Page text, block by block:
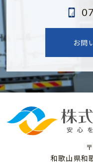
お問
和歌山県和